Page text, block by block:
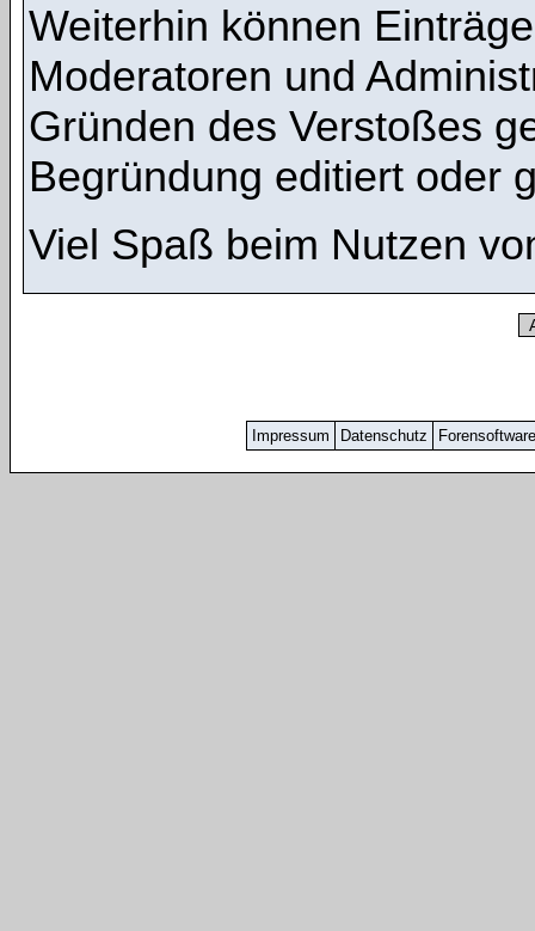
Weiterhin können
Moderatoren und
Gründen des Verstoßes
Begründung editiert oder
Viel Spaß beim Nutzen
Impressum Datenschutz